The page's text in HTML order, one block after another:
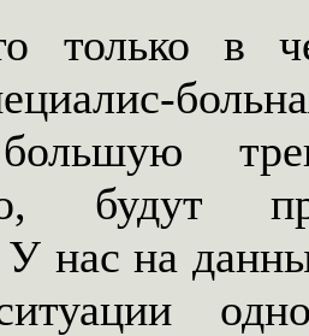
только в
будут
нас на